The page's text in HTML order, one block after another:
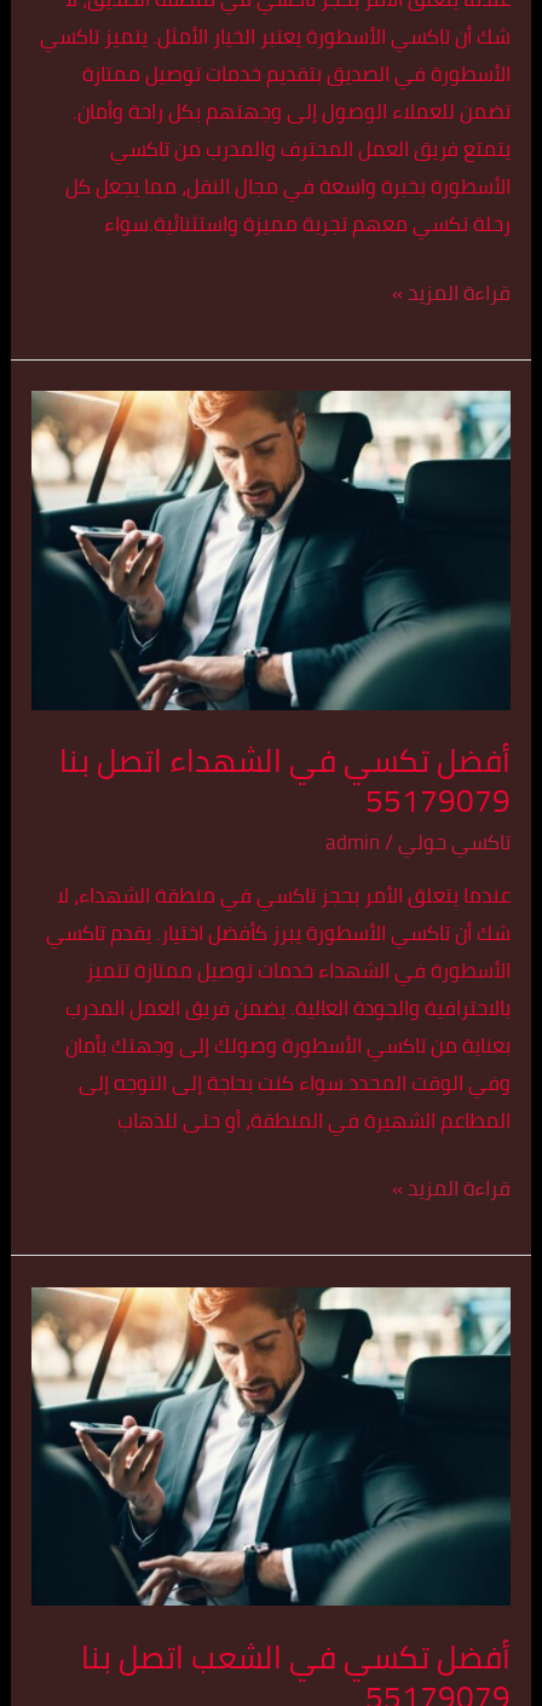
شك أن تاكسي الأسطورة يعتبر الخيار الأمثل. يتميز تاكسي
الأسطورة في الصديق بتقديم خدمات توصيل ممتازة
تضمن للعملاء الوصول إلى وجهتهم بكل راحة وأمان.
يتمتع فريق العمل المحترف والمدرب من تاكسي
الأسطورة بخبرة واسعة في مجال النقل، مما يجعل كل
رحلة تكسي معهم تجربة مميزة واستثنائية.سواء
قراءة المزيد »
أفضل تكسي في الشهداء اتصل بنا
55179079
تاكسي حولي/
admin
عندما يتعلق الأمر بحجز تاكسي في منطقة الشهداء، لا
شك أن تاكسي الأسطورة يبرز كأفضل اختيار. يقدم تاكسي
الأسطورة في الشهداء خدمات توصيل ممتازة تتميز
بالاحترافية والجودة العالية. يضمن فريق العمل المدرب
بعناية من تاكسي الأسطورة وصولك إلى وجهتك بأمان
وفي الوقت المحدد.سواء كنت بحاجة إلى التوجه إلى
المطاعم الشهيرة في المنطقة، أو حتى للذهاب
أفضل
تكسي
بنا
55179079
قراءة المزيد »
أفضل تكسي في الشعب اتصل بنا
أفضل
تكسي
بنا
55179079